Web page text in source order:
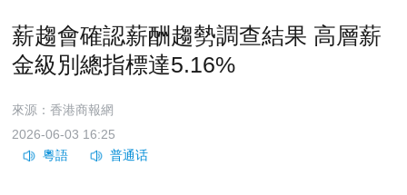
薪趨會確認薪酬趨勢調查結果 高層薪
金級別總指標達5.16%
來源：香港商報網
2026-06-03 16:25